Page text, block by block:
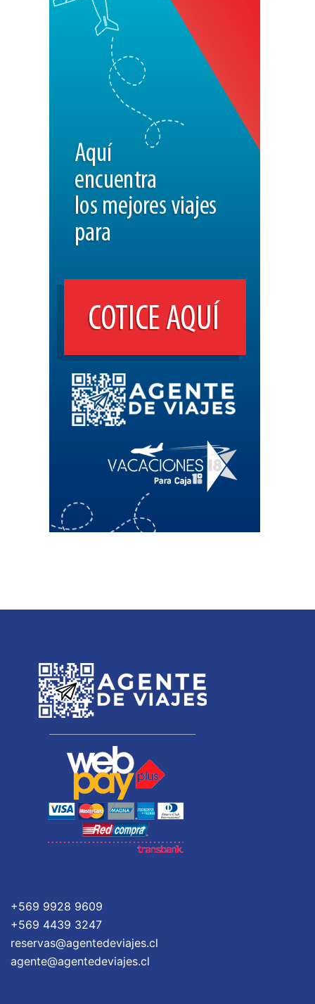
+569 9928 9609
+569 4439 3247
reservas@agentedeviajes.cl
agente@agentedeviajes.cl